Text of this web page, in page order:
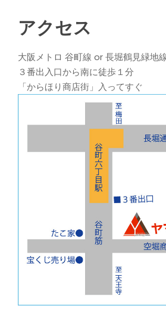
アクセス
大阪メトロ 谷町線 or 長堀鶴見緑地
３番出入口から南に徒歩１分
「からほり商店街」入ってすぐ